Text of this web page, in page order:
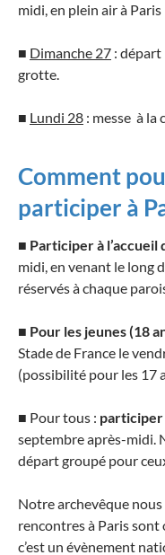
midi, en plein air à Paris
■ Dimanche 27 :
grotte.
■ Lundi 28 : messe à la
Comment
participer à
■ Participer à l’accueil
midi, en venant le long
réservés à chaque
■ Pour les jeunes (18
Stade de France le
(possibilité pour les 17
■ Pour tous : participer
septembre après-midi.
départ groupé pour
Notre archevêque
rencontres à Paris sont
c’est un évènement